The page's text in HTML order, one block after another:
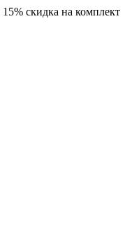
15% скидка на комплект